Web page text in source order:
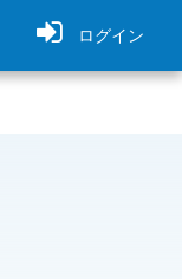
ログイン